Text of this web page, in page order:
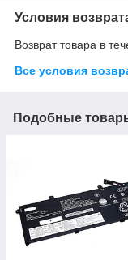
Условия
Возврат товара в
Все условия
Подобные